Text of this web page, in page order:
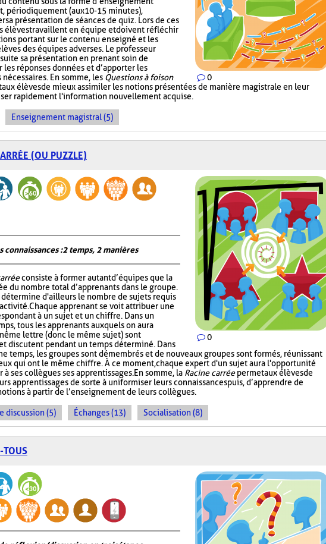
0
périodiquement (aux 10-15 minutes),
sa présentation de séances de quiz. Lors de ces
élèves travaillent en équipe et doivent réfléchir
portant sur le contenu enseigné et les
des équipes adverses. Le professeur
sa présentation en prenant soin de
les réponses données et d’apporter les
En somme, les Questions à foison
élèves de mieux assimiler les notions présentées de manière magistrale en leur
rapidement l'information nouvellement acquise.
Enseignement magistral (5)
(OU PUZZLE)
0
connaissances : 2 temps, 2 manières
consiste à former autant d’équipes que la
du nombre total d’apprenants dans le groupe.
d'ailleurs le nombre de sujets requis
Chaque apprenant se voit attribuer une
à un sujet et un chiffre. Dans un
tous les apprenants auxquels on aura
lettre (donc le même sujet) sont
discutent pendant un temps déterminé. Dans
temps, les groupes sont démembrés et de nouveaux groupes sont formés, réunissant
qui ont le même chiffre. À ce moment, chaque expert d'un sujet aura l'opportunité
à ses collègues ses apprentissages. En somme, la Racine carréepermet aux élèves de
apprentissages de sorte à uniformiser leurs connaissances puis, d’apprendre de
à partir de l’enseignement de leurs collègues.
discussion (5) Échanges (13) Socialisation (8)
TOUS